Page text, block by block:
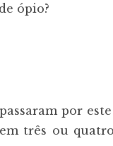
ópio?
por este
três ou quatro